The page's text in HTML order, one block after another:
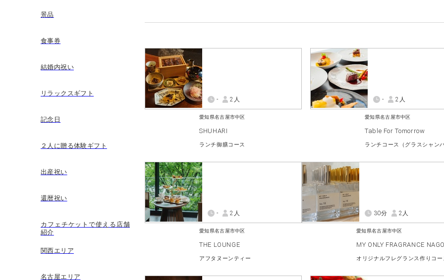
景品
食事券
結婚内祝い
リラックスギフト
記念日
２人に贈る体験ギフト
出産祝い
還暦祝い
カフェチケットで使える店舗
紹介
関西エリア
名古屋エリア
愛知県名古屋市中区
SHUHARI
ランチ御膳コース
- 2人
愛知県名古屋市中区
Table For Tomorrow
- 2人
愛知県名古屋市中区
THE LOUNGE
アフタヌーンティー
- 2人
愛知県名古屋市中区
MY ONLY FRAGRANCE
オリジナルフレグランス作りコー
30分 2人